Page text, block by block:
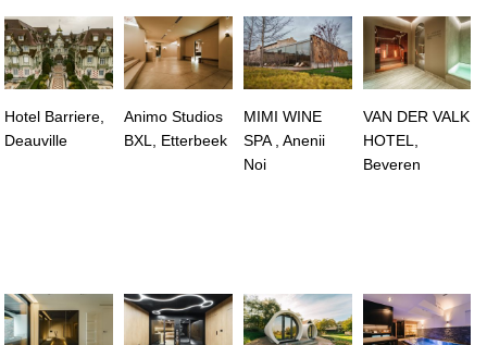
Hotel Barriere,
Deauville
Animo Studios
BXL, Etterbeek
MIMI WINE
SPA , Anenii
Noi
VAN DER VALK
HOTEL,
Beveren